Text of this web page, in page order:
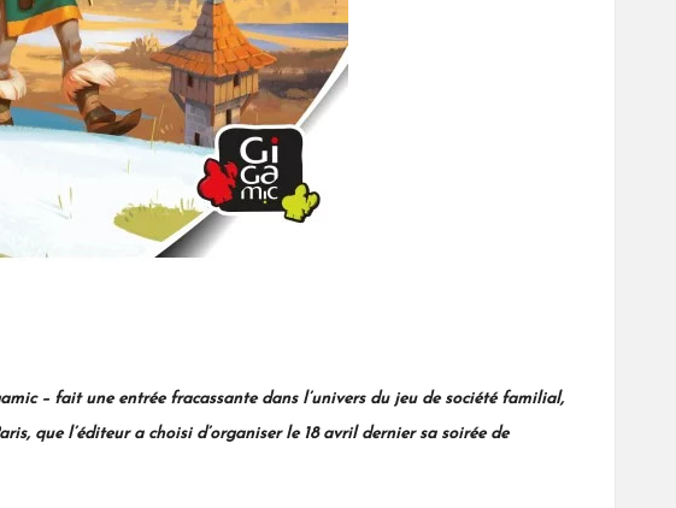
– fait une entrée fracassante dans l’univers du jeu de société familial,
que l’éditeur a choisi d’organiser le 18 avril dernier sa soirée de